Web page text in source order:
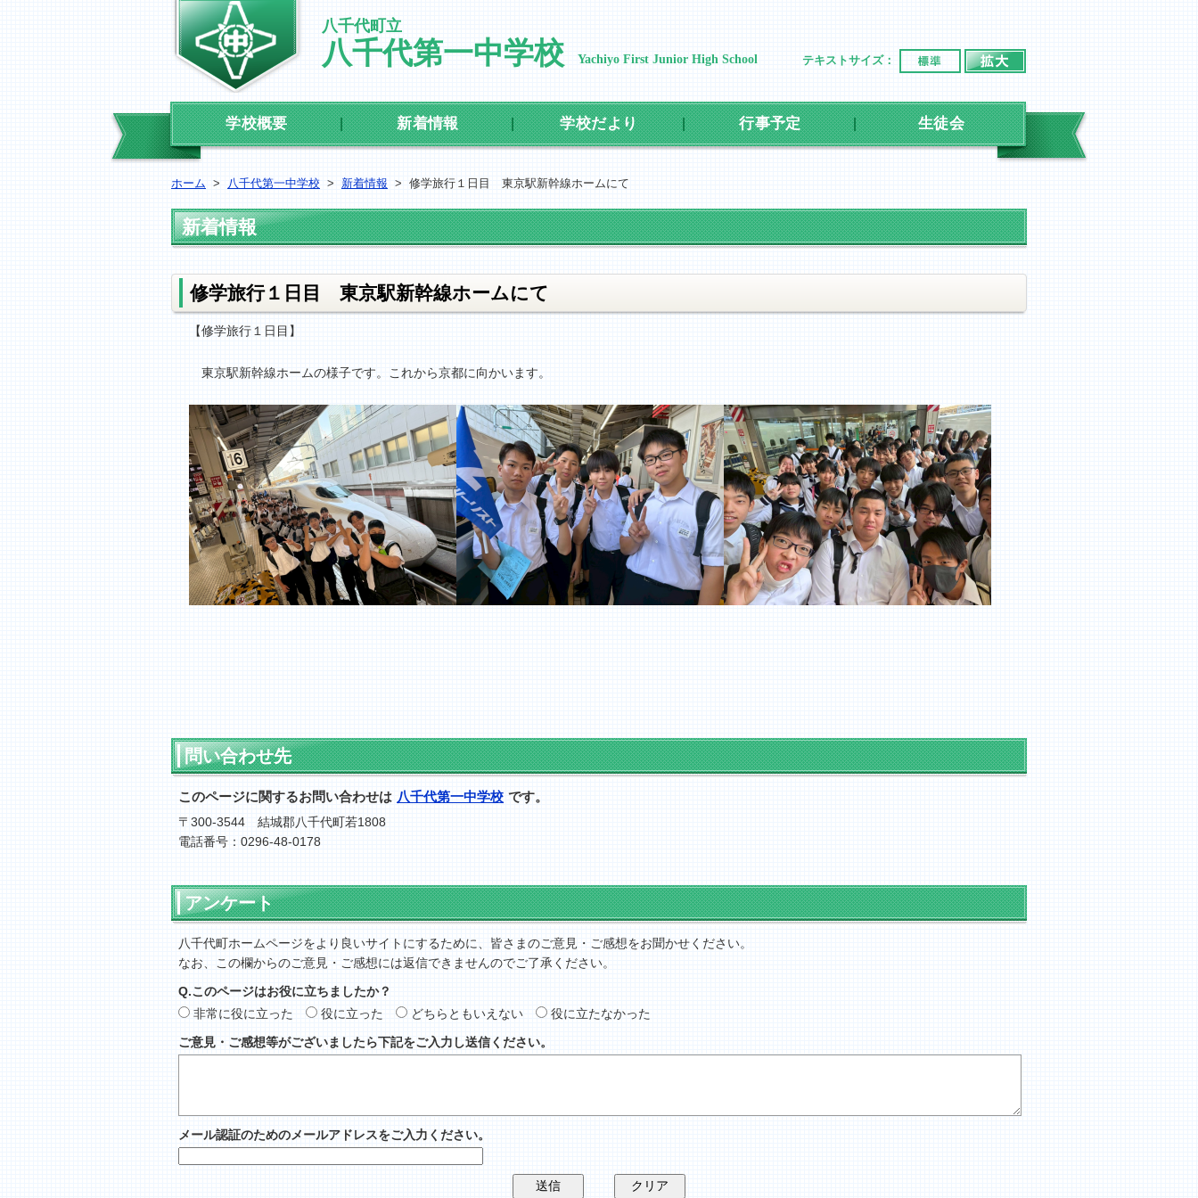
八千代町立
八千代第一中学校 Yachiyo First Junior High School テキストサイズ： 標準
学校概要 新着情報 学校だより 行事予定 生徒会
ホーム > 八千代第一中学校 > 新着情報 > 修学旅行１日目 東京駅新幹線ホームにて
新着情報
修学旅行１日目 東京駅新幹線ホームにて
【修学旅行１日目】
東京駅新幹線ホームの様子です。これから京都に向かいます。
問い合わせ先
このページに関するお問い合わせは 八千代第一中学校 です。
〒300-3544 結城郡八千代町若1808
電話番号：0296-48-0178
アンケート
八千代町ホームページをより良いサイトにするために、皆さまのご意見・ご感想をお聞かせください。
なお、この欄からのご意見・ご感想には返信できませんのでご了承ください。
Q.このページはお役に立ちましたか？
非常に役に立った
役に立った どちらともいえない
役に立たなかった
ご意見・ご感想等がございましたら下記をご入力し送信ください。
メール認証のためのメールアドレスをご入力ください。